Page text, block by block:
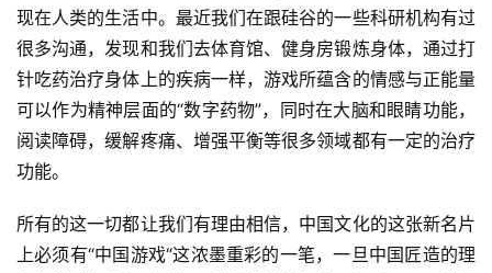
对
接
会
上
海
站
现在人类的生活中。最近我们在跟硅谷的一些科研机构有过
很多沟通，发现和我们去体育馆、健身房锻炼身体，通过打
针吃药治疗身体上的疾病一样，游戏所蕴含的情感与正能量
可以作为精神层面的“数字药物”，同时在大脑和眼睛功能，
阅读障碍，缓解疼痛、增强平衡等很多领域都有一定的治疗
功能。
所有的这一切都让我们有理由相信，中国文化的这张新名片
上必须有“中国游戏“这浓墨重彩的一笔，一旦中国匠造的理